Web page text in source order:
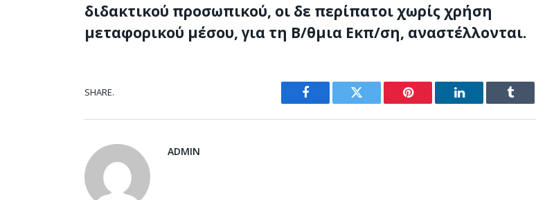
διδακτικού προσωπικού, οι δε περίπατοι χωρίς χρήση
μεταφορικού μέσου, για τη Β/θμια Εκπ/ση, αναστέλλονται.
SHARE.
Facebook Twitter Pinterest LinkedIn
ADMIN